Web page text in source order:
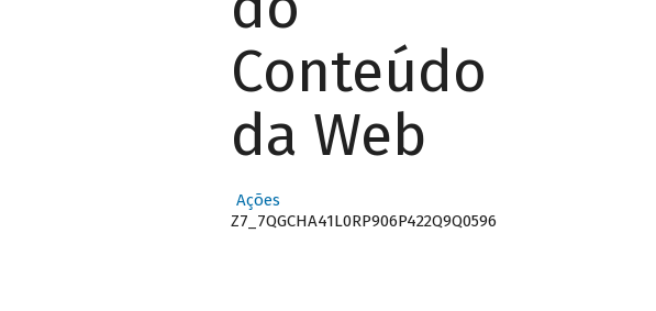
Conteúdo
da Web
Ações
Z7_7QGCHA41L0RP906P422Q9Q0596